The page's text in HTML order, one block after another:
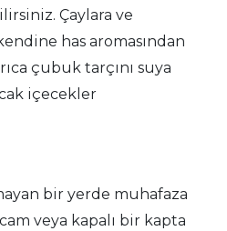
Çaylara ve
has aromasından
çubuk tarçını suya
içecekler
bir yerde muhafaza
veya kapalı bir kapta